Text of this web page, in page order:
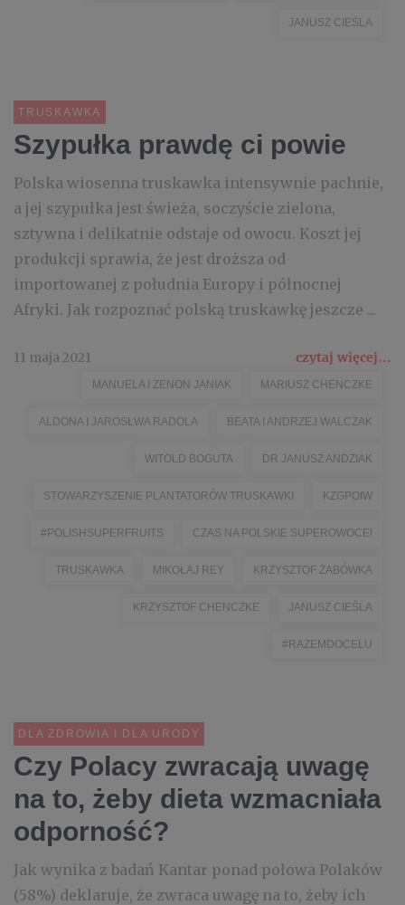
JANUSZ CIEŚLA
TRUSKAWKA
Szypułka prawdę ci powie
Polska wiosenna truskawka intensywnie pachnie,
a jej szypułka jest świeża, soczyście zielona,
sztywna i delikatnie odstaje od owocu. Koszt jej
produkcji sprawia, że jest droższa od
importowanej z południa Europy i północnej
Afryki. Jak rozpoznać polską truskawkę jeszcze ...
11 maja 2021 czytaj więcej...
MANUELA I ZENON JANIAK MARIUSZ CHENCZKE
ALDONA I JAROSŁWA RADOLA BEATA I ANDRZEJ WALCZAK
WITOLD BOGUTA DR JANUSZ ANDZIAK
STOWARZYSZENIE PLANTATORÓW TRUSKAWKI KZGPOIW
#POLISHSUPERFRUITS CZAS NA POLSKIE SUPEROWOCE!
TRUSKAWKA MIKOŁAJ REY KRZYSZTOF ŻABÓWKA
KRZYSZTOF CHENCZKE JANUSZ CIEŚLA
#RAZEMDOCELU
DLA ZDROWIA I DLA URODY
Czy Polacy zwracają uwagę
na to, żeby dieta wzmacniała
odporność?
Jak wynika z badań Kantar ponad połowa Polaków
(58%) deklaruje, że zwraca uwagę na to, żeby ich